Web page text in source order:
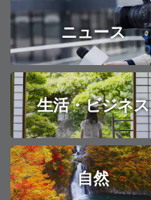
ニュース
生活・ビジネス
自然